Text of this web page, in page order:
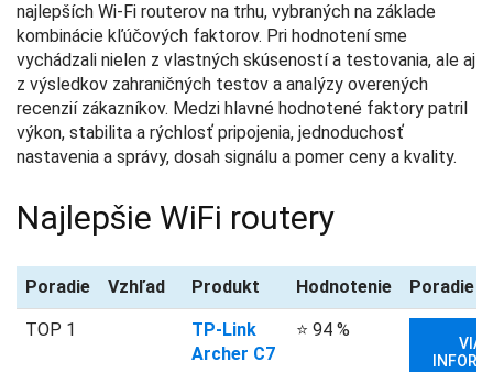
najlepších Wi-Fi routerov na trhu, vybraných na základe
kombinácie kľúčových faktorov. Pri hodnotení sme
vychádzali nielen z vlastných skúseností a testovania, ale aj
z výsledkov zahraničných testov a analýzy overených
recenzií zákazníkov. Medzi hlavné hodnotené faktory patril
výkon, stabilita a rýchlosť pripojenia, jednoduchosť
nastavenia a správy, dosah signálu a pomer ceny a kvality.
Najlepšie WiFi routery
Poradie Vzhľad Produkt Hodnotenie Poradie
TOP 1
TP-Link
Archer C7
⭐ 94 %
VIAC